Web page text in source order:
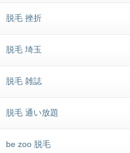
脱毛 挫折
脱毛 埼玉
脱毛 雑誌
脱毛 通い放題
be zoo 脱毛